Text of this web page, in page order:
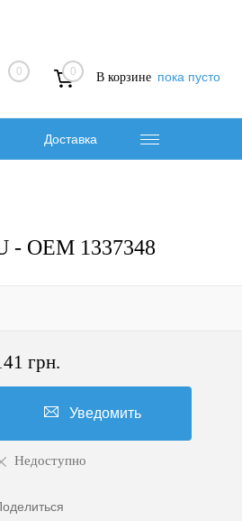
0 0 В корзине пока пусто
Доставка
- OEM 1337348
грн.
Уведомить
Недоступно